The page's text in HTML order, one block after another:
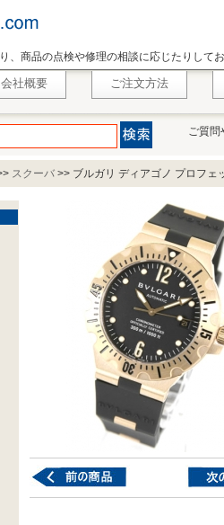
、商品の点検や修理の相談に応じたりして
会社概要 ご注文方法
ご質問
スクーバ >> ブルガリ ディアゴノ プロフェ